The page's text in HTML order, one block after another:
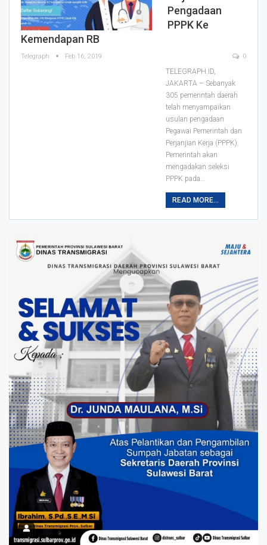
Pengadaan
PPPK Ke
Kemendapan RB
Telegraph Feb 16, 2019 0
TELEGRAPH.ID,
JAKARTA – Sebanyak
305 pemerintah daerah
telah menyampaikan
usulan pengadaan
Pegawai Pemerintah dan
Perjanjian Kerja (PPPK).
Pemerintah akan
mengadakan seleksi
PPPK pada
READ MORE...